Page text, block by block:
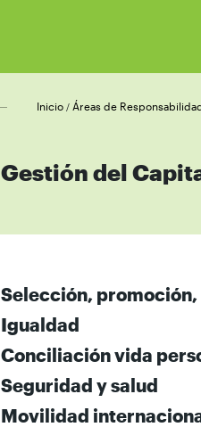
Inicio / Áreas de
Gestión del
Selección,
Igualdad
Conciliación vida
Seguridad y salud
Movilidad